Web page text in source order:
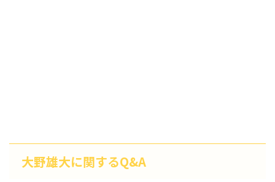
大野雄大に関するQ&A